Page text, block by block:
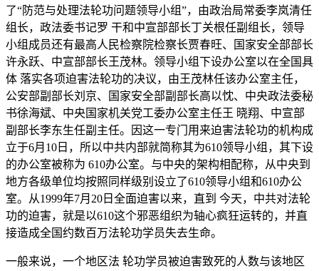
了“防范与处理法轮功问题领导小组”，由政治局常委李岚清任
组长，政法委书记罗 干和中宣部部长丁关根任副组长，领导
小组成员还有最高人民检察院检察长贾春旺、国家安全部部长
许永跃、中宣部部长王茂林。领导小组下设办公室以在全国具
体 落实各项迫害法轮功的决议，由王茂林任该办公室主任，
公安部副部长刘京、国家安全部副部长高以忱、中央政法委秘
书徐海斌、中央国家机关党工委办公室主任王 晓翔、中宣部
副部长李东生任副主任。因这一专门用来迫害法轮功的机构成
立于6月10日，所以中共内部就简称其为610领导小组，其下设
的办公室被称为 610办公室。与中央的架构相配称，从中央到
地方各级单位均按照同样级别设立了610领导小组和610办公
室。从1999年7月20日全面迫害以来，直到 今天，中共对法轮
功的迫害，就是以610这个邪恶组织为轴心疯狂运转的，并直
接造成全国约数百万法轮功学员失去生命。
一般来说，一个地区法 轮功学员被迫害致死的人数与该地区